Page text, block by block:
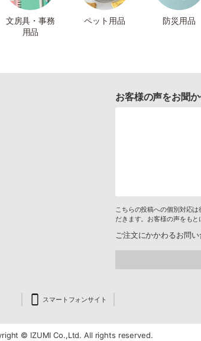
文房具・事務
用品
ペット用品 防災用品
お客様の声をお聞
こちらの投稿への個別対応
だきます。お客様の声をもと
ご注文にかかわるお問
スマートフォンサイト
© IZUMI Co.,Ltd. All rights reserved.